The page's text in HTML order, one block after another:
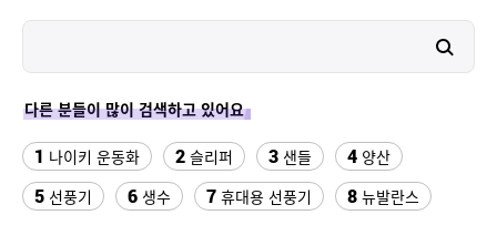
다른 분들이 많이 검색하고 있어요
1 나이키 운동화 2 슬리퍼 3 샌들 4 양산
5 선풍기 6 생수 7 휴대용 선풍기 8 뉴발란스